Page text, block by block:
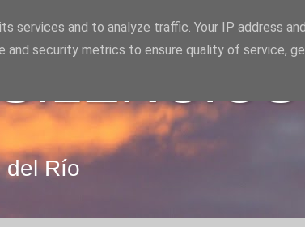
del Río
services and to analyze traffic. Your IP address
and security metrics to ensure quality of service,